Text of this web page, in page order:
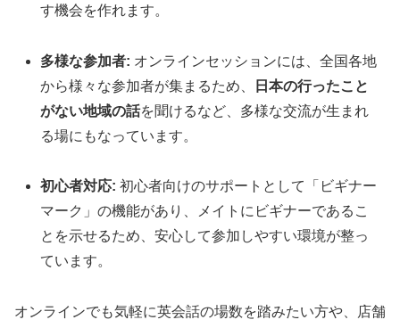
す機会を作れます。
多様な参加者: オンラインセッションには、全国各地
から様々な参加者が集まるため、
日本の行ったこと
がない地域の話を聞けるなど、多様な交流が生まれ
る場にもなっています。
初心者対応: 初心者向けのサポートとして「ビギナー
マーク」の機能があり、メイトにビギナーであるこ
とを示せるため、安心して参加しやすい環境が整っ
ています。
オンラインでも気軽に英会話の場数を踏みたい方や、店舗